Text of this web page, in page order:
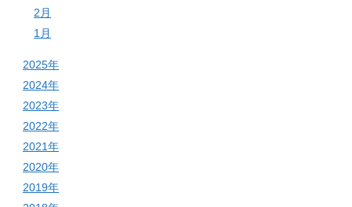
2月
1月
2025年
2024年
2023年
2022年
2021年
2020年
2019年